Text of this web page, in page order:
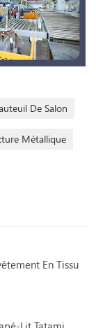
De Salon
Métallique
En Tissu